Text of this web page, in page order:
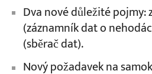
Dva nové důležité
(záznamník dat o
(sběrač dat).
Nový požadavek na